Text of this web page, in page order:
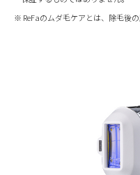
※ ReFaのムダ毛ケアとは、除毛後の